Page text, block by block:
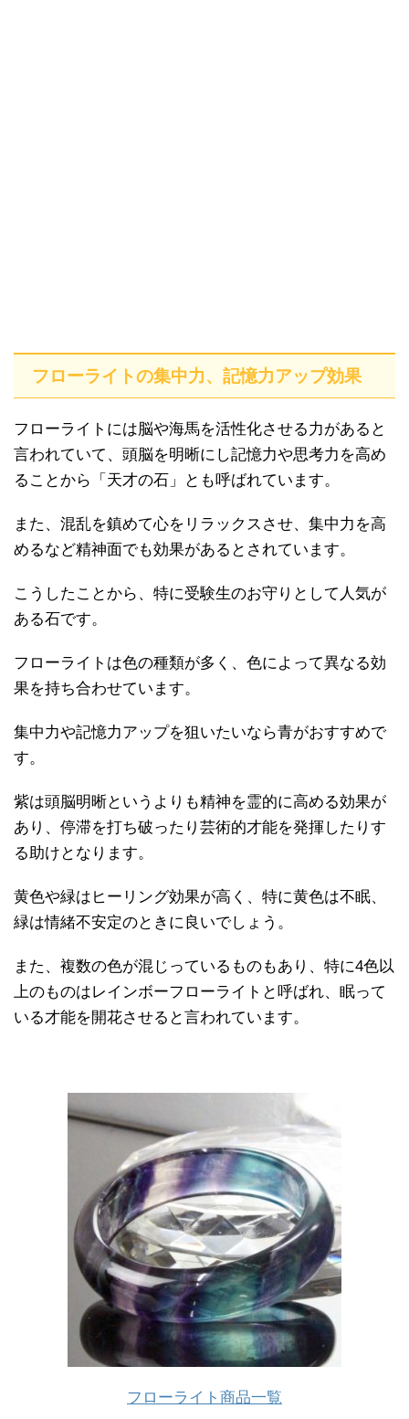
フローライトの集中力、記憶力アップ効果
フローライトには脳や海馬を活性化させる力があると
言われていて、頭脳を明晰にし記憶力や思考力を高め
ることから「天才の石」とも呼ばれています。
また、混乱を鎮めて心をリラックスさせ、集中力を高
めるなど精神面でも効果があるとされています。
こうしたことから、特に受験生のお守りとして人気が
ある石です。
フローライトは色の種類が多く、色によって異なる効
果を持ち合わせています。
集中力や記憶力アップを狙いたいなら青がおすすめで
す。
紫は頭脳明晰というよりも精神を霊的に高める効果が
あり、停滞を打ち破ったり芸術的才能を発揮したりす
る助けとなります。
黄色や緑はヒーリング効果が高く、特に黄色は不眠、
緑は情緒不安定のときに良いでしょう。
また、複数の色が混じっているものもあり、特に4色以
上のものはレインボーフローライトと呼ばれ、眠って
いる才能を開花させると言われています。
フローライト商品一覧